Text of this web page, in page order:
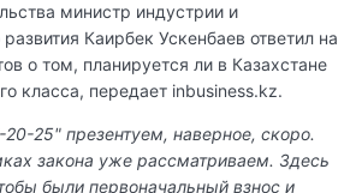
министр индустрии и
Каирбек Ускенбаев ответил на
о том, планируется ли в Казахстане
класса, передает inbusiness.kz.
20-25" презентуем, наверное, скоро.
закона уже рассматриваем. Здесь
были первоначальный взнос и